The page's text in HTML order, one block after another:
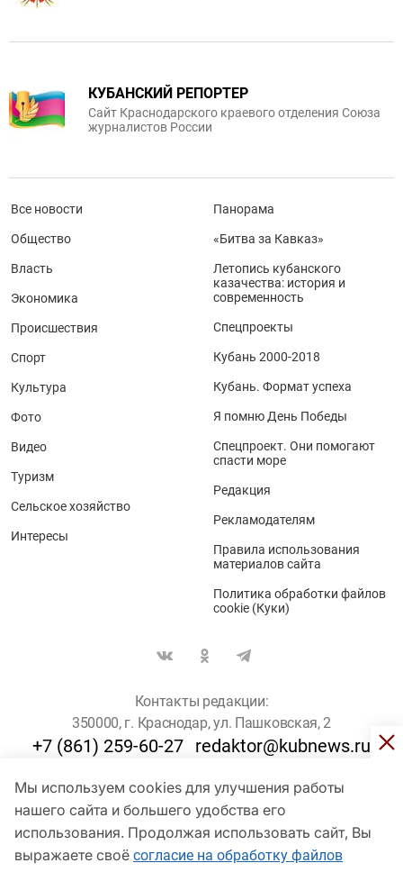
Мы используем cookies для улучшения работы
нашего сайта и большего удобства его
использования. Продолжая использовать сайт, Вы
выражаете своё согласие на обработку файлов
КУБАНСКИЙ РЕПОРТЕР
Сайт Краснодарского краевого отделения Союза
журналистов России
Все новости
Общество
Власть
Экономика
Происшествия
Спорт
Культура
Фото
Видео
Туризм
Сельское хозяйство
Интересы
Панорама
«Битва за Кавказ»
Летопись кубанского
казачества: история и
современность
Спецпроекты
Кубань 2000-2018
Кубань. Формат успеха
Я помню День Победы
Спецпроект. Они помогают
спасти море
Редакция
Рекламодателям
Правила использования
материалов сайта
Политика обработки файлов
cookie (Куки)
Контакты редакции:
350000, г. Краснодар, ул. Пашковская, 2
+7 (861) 259-60-27 redaktor@kubnews.ru
Для пользователей старше 16 лет
© Кубанские Новости, 2017
Сетевое издание «kubnews» зарегистрировано Федеральной
службой по надзору в сфере связи, информационных технологий